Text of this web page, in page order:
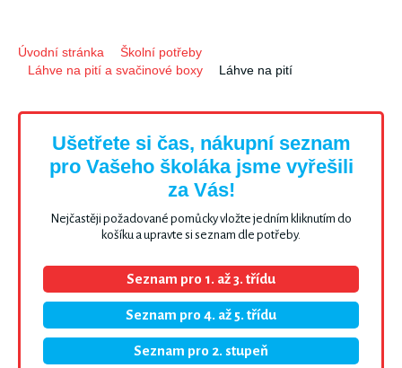
Úvodní stránka
Školní potřeby
Láhve na pití a svačinové boxy
Láhve na pití
Ušetřete si čas, nákupní seznam
pro Vašeho školáka jsme vyřešili
za Vás!
Nejčastěji požadované pomůcky vložte jedním kliknutím do
košíku a upravte si seznam dle potřeby.
Seznam pro 1. až 3. třídu
Seznam pro 4. až 5. třídu
Seznam pro 2. stupeň